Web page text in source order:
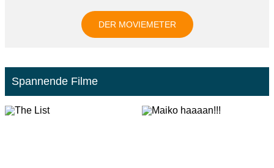
DER MOVIEMETER
Spannende Filme